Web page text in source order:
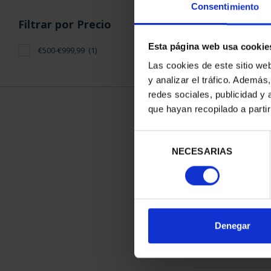
Consentimiento
Esta página web usa
Las cookies de este sitio
y analizar el tráfico.
redes sociales, publicidad y
que hayan recopilado a
consentimiento
NECESARIAS
Denegar
Filtrar por Precio
€500-€999,99 (1)
(2023)
ORDENAR POR: